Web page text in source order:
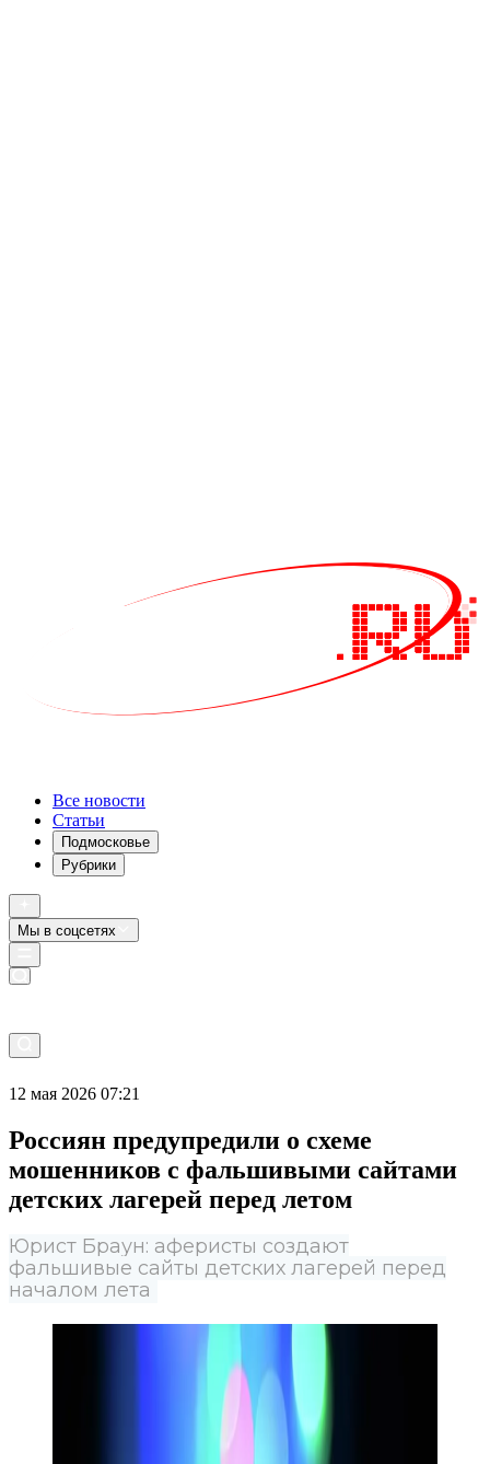
Все новости
Статьи
Подмосковье
Рубрики
Мы в соцсетях
12 мая 2026 07:21
Россиян предупредили о схеме
мошенников с фальшивыми сайтами
детских лагерей перед летом
Юрист Браун: аферисты создают
фальшивые сайты детских лагерей перед
началом лета